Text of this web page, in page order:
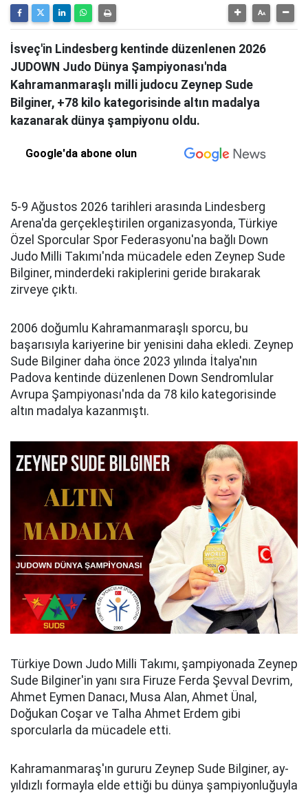
İsveç'in Lindesberg kentinde düzenlenen 2026
JUDOWN Judo Dünya Şampiyonası'nda
Kahramanmaraşlı milli judocu Zeynep Sude
Bilginer, +78 kilo kategorisinde altın madalya
kazanarak dünya şampiyonu oldu.
Google'da abone olun
5-9 Ağustos 2026 tarihleri arasında Lindesberg
Arena'da gerçekleştirilen organizasyonda, Türkiye
Özel Sporcular Spor Federasyonu'na bağlı Down
Judo Milli Takımı'nda mücadele eden Zeynep Sude
Bilginer, minderdeki rakiplerini geride bırakarak
zirveye çıktı.
2006 doğumlu Kahramanmaraşlı sporcu, bu
başarısıyla kariyerine bir yenisini daha ekledi. Zeynep
Sude Bilginer daha önce 2023 yılında İtalya'nın
Padova kentinde düzenlenen Down Sendromlular
Avrupa Şampiyonası'nda da 78 kilo kategorisinde
altın madalya kazanmıştı.
Türkiye Down Judo Milli Takımı, şampiyonada Zeynep
Sude Bilginer'in yanı sıra Firuze Ferda Şevval Devrim,
Ahmet Eymen Danacı, Musa Alan, Ahmet Ünal,
Doğukan Coşar ve Talha Ahmet Erdem gibi
sporcularla da mücadele etti.
Kahramanmaraş'ın gururu Zeynep Sude Bilginer, ay-
yıldızlı formayla elde ettiği bu dünya şampiyonluğuyla